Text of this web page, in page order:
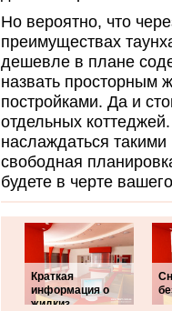
Но вероятно, что
преимуществах
дешевле в плане
назвать просторным
постройками. Да и
отдельных
наслаждаться
свободная
будете в черте
Краткая
информация о
жидкиз